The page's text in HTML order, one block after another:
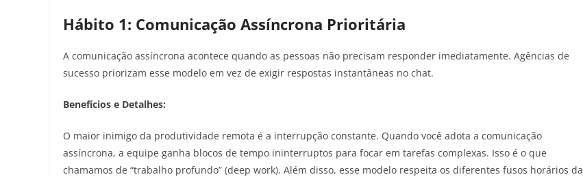
Hábito 1: Comunicação Assíncrona Prioritária
A comunicação assíncrona acontece quando as pessoas não precisam responder imediatamente. Agências de
sucesso priorizam esse modelo em vez de exigir respostas instantâneas no chat.
Benefícios e Detalhes:
O maior inimigo da produtividade remota é a interrupção constante. Quando você adota a comunicação
assíncrona, a equipe ganha blocos de tempo ininterruptos para focar em tarefas complexas. Isso é o que
chamamos de “trabalho profundo” (deep work). Além disso, esse modelo respeita os diferentes fusos horários da